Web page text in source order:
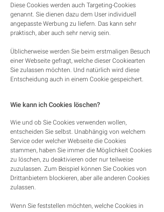
Diese Cookies werden auch Targeting-Cookies
genannt. Sie dienen dazu dem User individuell
angepasste Werbung zu liefern. Das kann sehr
praktisch, aber auch sehr nervig sein.
Üblicherweise werden Sie beim erstmaligen Besuch
einer Webseite gefragt, welche dieser Cookiearten
Sie zulassen möchten. Und natürlich wird diese
Entscheidung auch in einem Cookie gespeichert.
Wie kann ich Cookies löschen?
Wie und ob Sie Cookies verwenden wollen,
entscheiden Sie selbst. Unabhängig von welchem
Service oder welcher Webseite die Cookies
stammen, haben Sie immer die Möglichkeit Cookies
zu löschen, zu deaktivieren oder nur teilweise
zuzulassen. Zum Beispiel können Sie Cookies von
Drittanbietern blockieren, aber alle anderen Cookies
zulassen.
Wenn Sie feststellen möchten, welche Cookies in